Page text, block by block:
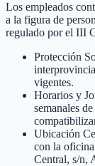
Los empleados
a la figura de
regulado por el III
Protección
vigentes.
Horarios y
semanales
Ubicación
con la
Central, s/n,